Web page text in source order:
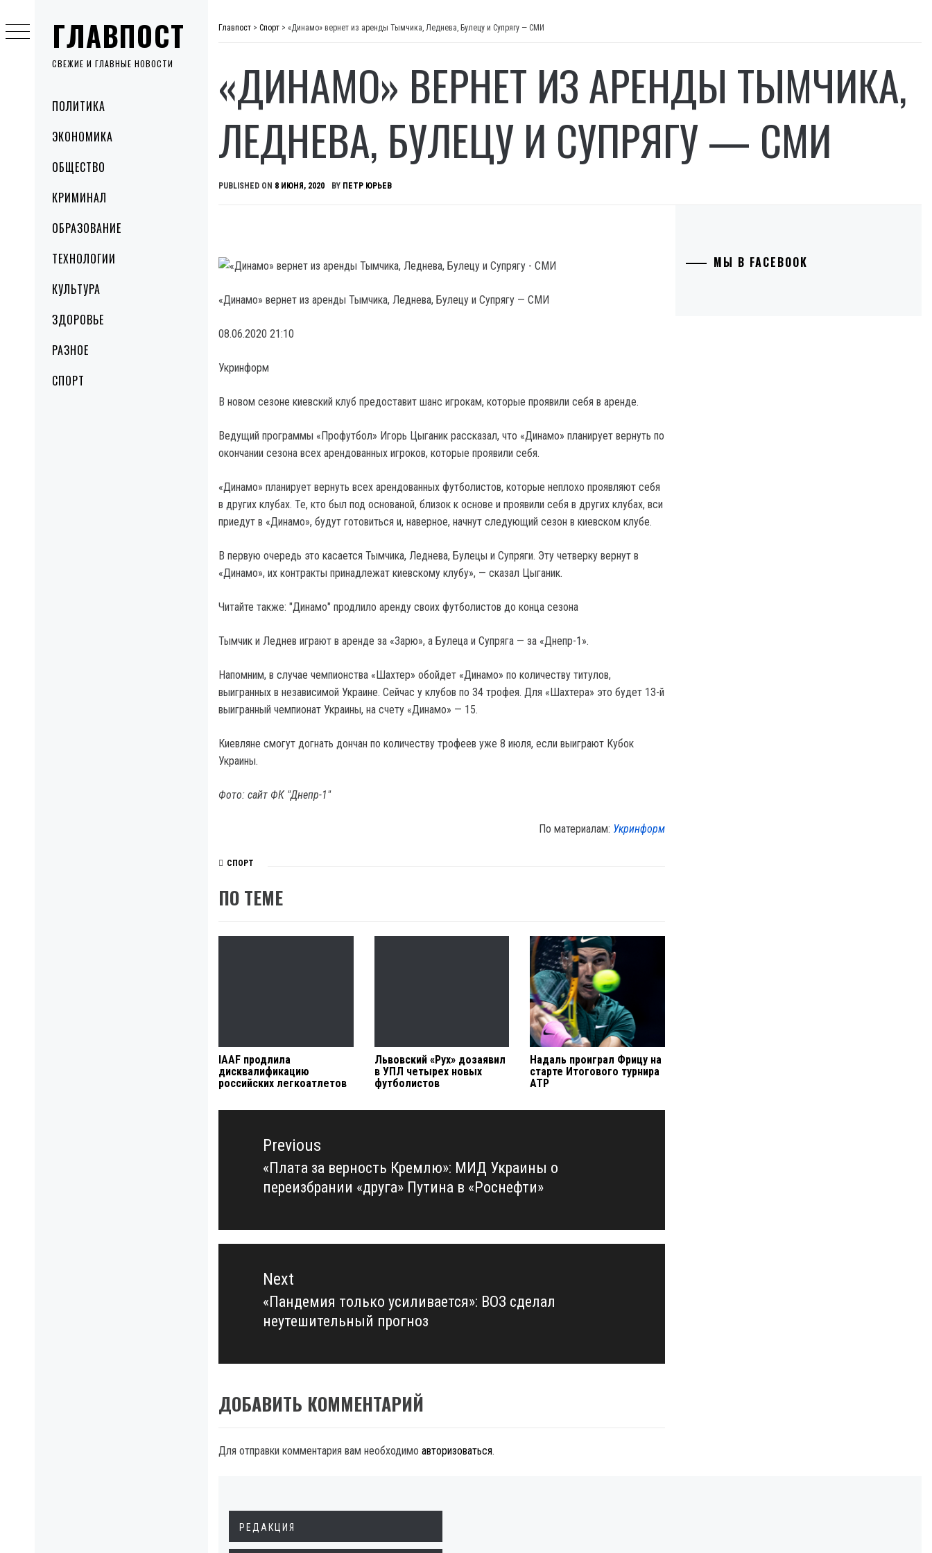
ГЛАВПОСТ
СВЕЖИЕ И ГЛАВНЫЕ НОВОСТИ
MenuПОЛИТИКА
ЭКОНОМИКА
ОБЩЕСТВО
КРИМИНАЛ
ОБРАЗОВАНИЕ
ТЕХНОЛОГИИ
КУЛЬТУРА
ЗДОРОВЬЕ
РАЗНОЕ
СПОРТ
to
content
Главпост > Спорт > «Динамо» вернет из аренды Тымчика, Леднева, Булецу и Супрягу — СМИ
«ДИНАМО» ВЕРНЕТ ИЗ АРЕНДЫ ТЫМЧИКА,
ЛЕДНЕВА, БУЛЕЦУ И СУПРЯГУ — СМИ
PUBLISHED ON 8 ИЮНЯ, 2020 BY ПЕТР ЮРЬЕВ
«Динамо» вернет из аренды Тымчика, Леднева, Булецу и Супрягу — СМИ
08.06.2020 21:10
Укринформ
В новом сезоне киевский клуб предоставит шанс игрокам, которые проявили себя в аренде.
Ведущий программы «Профутбол» Игорь Цыганик рассказал, что «Динамо» планирует вернуть по
окончании сезона всех арендованных игроков, которые проявили себя.
«Динамо» планирует вернуть всех арендованных футболистов, которые неплохо проявляют себя
в других клубах. Те, кто был под основаной, близок к основе и проявили себя в других клубах, вси
приедут в «Динамо», будут готовиться и, наверное, начнут следующий сезон в киевском клубе.
В первую очередь это касается Тымчика, Леднева, Булецы и Супряги. Эту четверку вернут в
«Динамо», их контракты принадлежат киевскому клубу», — сказал Цыганик.
Читайте также: "Динамо" продлило аренду своих футболистов до конца сезона
Тымчик и Леднев играют в аренде за «Зарю», а Булеца и Супряга — за «Днепр-1».
Напомним, в случае чемпионства «Шахтер» обойдет «Динамо» по количеству титулов,
выигранных в независимой Украине. Сейчас у клубов по 34 трофея. Для «Шахтера» это будет 13-й
выигранный чемпионат Украины, на счету «Динамо» — 15.
Киевляне смогут догнать дончан по количеству трофеев уже 8 июля, если выиграют Кубок
Украины.
Фото: сайт ФК "Днепр-1"
По материалам: Укринформ
СПОРТ
ПО ТЕМЕ
IAAF продлила
дисквалификацию
российских легкоатлетов
Львовский «Рух» дозаявил
в УПЛ четырех новых
футболистов
Надаль проиграл Фрицу на
старте Итогового турнира
АТР
Навигация
записямPrevious
Previous
post:
«Плата за верность Кремлю»: МИД Украины о
переизбрании «друга» Путина в «Роснефти»
Next
Next
post:
«Пандемия только усиливается»: ВОЗ сделал
неутешительный прогноз
ДОБАВИТЬ КОММЕНТАРИЙ
Для отправки комментария вам необходимо авторизоваться.
МЫ В FACEBOOK
РЕДАКЦИЯ